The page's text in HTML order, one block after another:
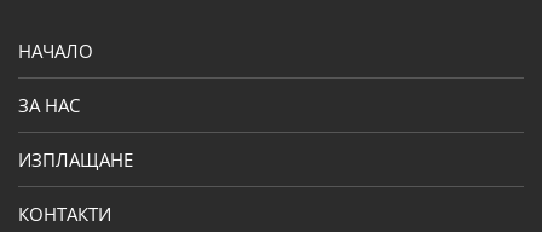
НАЧАЛО
ЗА НАС
ИЗПЛАЩАНЕ
КОНТАКТИ